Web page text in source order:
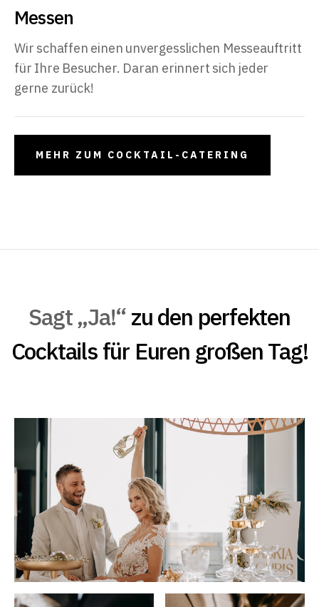
Messen
Wir schaffen einen unvergesslichen Messeauftritt
für Ihre Besucher. Daran erinnert sich jeder
gerne zurück!
MEHR ZUM COCKTAIL-CATERING
Sagt „Ja!“zu den perfekten
Cocktails für Euren großen Tag!